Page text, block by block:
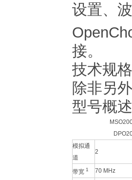
设置、
接。
技术规格
除非另
型号概述
模拟通
道
2
带宽 1
70 MHz